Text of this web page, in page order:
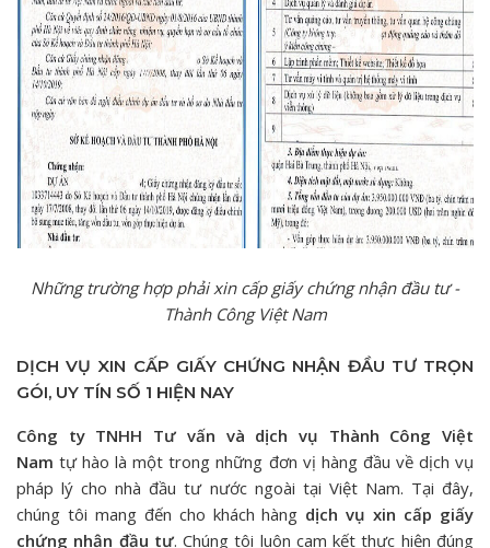
Những trường hợp phải xin cấp giấy chứng nhận đầu tư -
Thành Công Việt Nam
DỊCH VỤ XIN CẤP GIẤY CHỨNG NHẬN ĐẦU TƯ TRỌN
GÓI, UY TÍN SỐ 1 HIỆN NAY
Công ty TNHH Tư vấn và dịch vụ Thành Công Việt
Nam tự hào là một trong những đơn vị hàng đầu về dịch vụ
pháp lý cho nhà đầu tư nước ngoài tại Việt Nam. Tại đây,
chúng tôi mang đến cho khách hàng dịch vụ xin cấp giấy
chứng nhận đầu tư. Chúng tôi luôn cam kết thực hiện đúng